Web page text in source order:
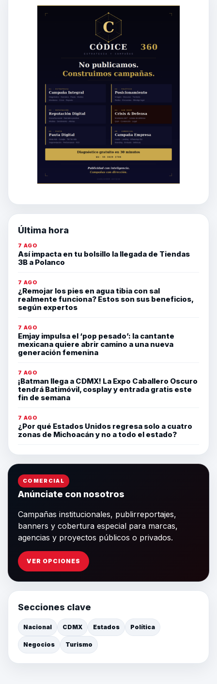
Última hora
7 AGO
Así impacta en tu bolsillo la llegada de Tiendas
3B a Polanco
7 AGO
¿Remojar los pies en agua tibia con sal
realmente funciona? Estos son sus beneficios,
según expertos
7 AGO
Emjay impulsa el ‘pop pesado’: la cantante
mexicana quiere abrir camino a una nueva
generación femenina
7 AGO
¡Batman llega a CDMX! La Expo Caballero Oscuro
tendrá Batimóvil, cosplay y entrada gratis este
fin de semana
7 AGO
¿Por qué Estados Unidos regresa solo a cuatro
zonas de Michoacán y no a todo el estado?
COMERCIAL
Anúnciate con nosotros
Campañas institucionales, publirreportajes,
banners y cobertura especial para marcas,
agencias y proyectos públicos o privados.
VER OPCIONES
Secciones clave
Nacional CDMX Estados Política
Negocios Turismo